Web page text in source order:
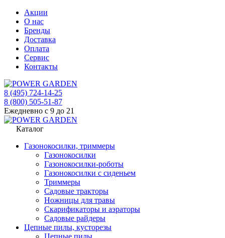
Акции
О нас
Бренды
Доставка
Оплата
Сервис
Контакты
8 (495) 724-14-25
8 (800) 505-51-87
Ежедневно с 9 до 21
Каталог
Газонокосилки, триммеры
Газонокосилки
Газонокосилки-роботы
Газонокосилки с сиденьем
Триммеры
Садовые тракторы
Ножницы для травы
Скарификаторы и аэраторы
Садовые райдеры
Цепные пилы, кусторезы
Цепные пилы